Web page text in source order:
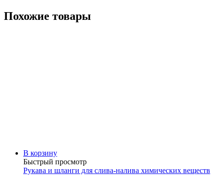
Похожие товары
В корзину
Быстрый просмотр
Рукава и шланги для слива-налива химических веществ